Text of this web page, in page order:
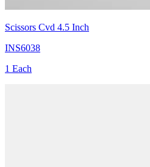
Scissors Cvd 4.5 Inch
INS6038
1 Each